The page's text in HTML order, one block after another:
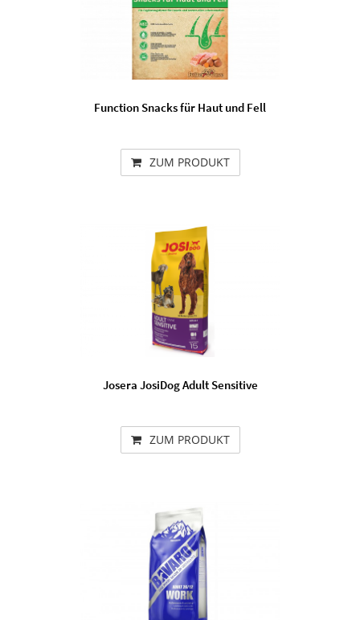
Function Snacks für Haut und Fell
ZUM PRODUKT
Josera JosiDog Adult Sensitive
ZUM PRODUKT